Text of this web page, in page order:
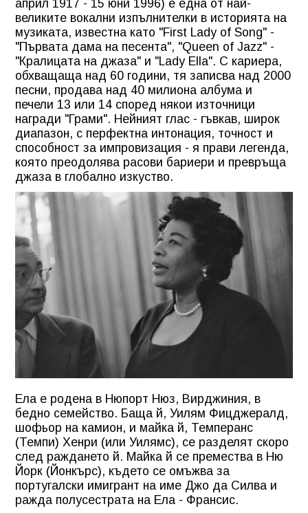
април 1917 - 15 юни 1996) е една от най-
великите вокални изпълнителки в историята на
музиката, известна като "First Lady of Song" -
"Първата дама на песента", "Queen of Jazz" -
"Кралицата на джаза" и "Lady Ella". С кариера,
обхващаща над 60 години, тя записва над 2000
песни, продава над 40 милиона албума и
печели 13 или 14 според някои източници
награди "Грами". Нейният глас - гъвкав, широк
диапазон, с перфектна интонация, точност и
способност за импровизация - я прави легенда,
която преодолява расови бариери и превръща
джаза в глобално изкуство.
Ела е родена в Нюпорт Нюз, Вирджиния, в
бедно семейство. Баща й, Уилям Фицджералд,
шофьор на камион, и майка й, Темперанс
(Темпи) Хенри (или Уилямс), се разделят скоро
след раждането й. Майка й се премества в Ню
Йорк (Йонкърс), където се омъжва за
португалски имигрант на име Джо да Силва и
ражда полусестрата на Ела - Франсис.